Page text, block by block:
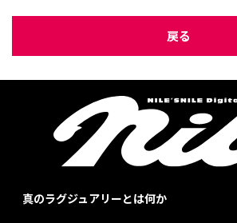
戻る
真のラグジュアリーとは何か